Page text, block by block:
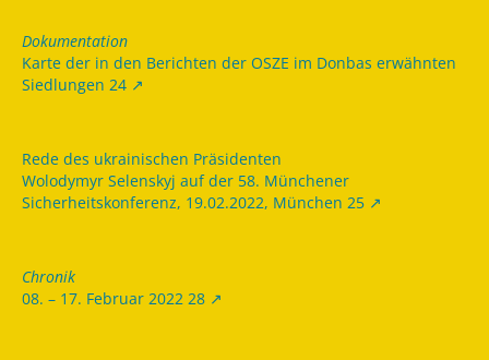
Dokumentation
Karte der in den Berichten der OSZE im Donbas erwähnten
Siedlungen 24
Rede des ukrainischen Präsidenten
Wolodymyr Selenskyj auf der 58. Münchener
Sicherheitskonferenz, 19.02.2022, München 25
Chronik
08. – 17. Februar 2022 28